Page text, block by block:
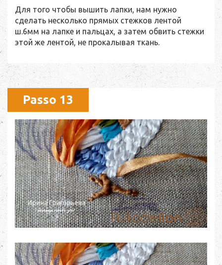
Для того чтобы вышить лапки, нам нужно
сделать несколько прямых стежков лентой
ш.6мм на лапке и пальцах, а затем обвить стежки
этой же лентой, не прокалывая ткань.
Passo 13